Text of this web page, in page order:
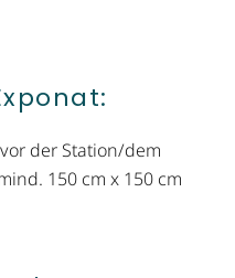
der Station/dem
150 cm x 150 cm